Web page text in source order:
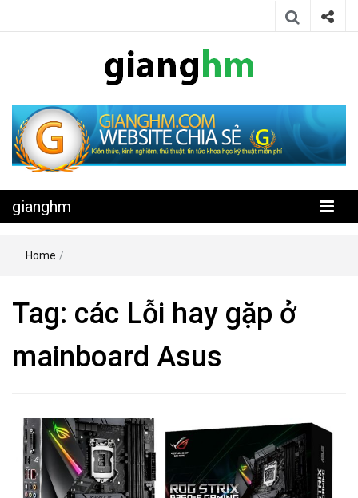
gianghm
kỹ thuật miễn phí
gianghm
Home /
Tag: các Lỗi hay gặp ở
mainboard Asus